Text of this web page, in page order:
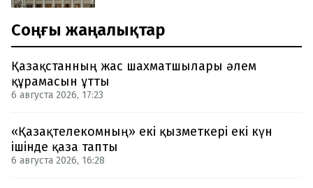
Соңғы жаңалықтар
Қазақстанның жас шахматшылары әлем
құрамасын ұтты
6 августа 2026, 17:23
«Қазақтелекомның» екі қызметкері екі күн
ішінде қаза тапты
6 августа 2026, 16:28